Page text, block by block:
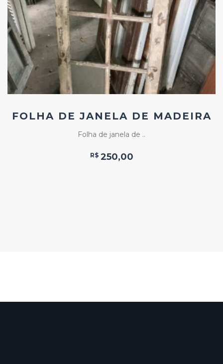
Favoritos
FOLHA DE JANELA DE MADEIRA
Folha de janela de ..
R$ 250,00